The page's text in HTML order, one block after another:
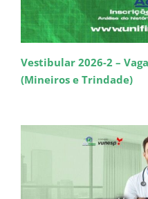
Vestibular 2026-2 –
(Mineiros e Trindade)